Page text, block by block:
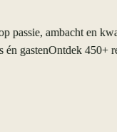
ambacht en
gastenOntdek 450+